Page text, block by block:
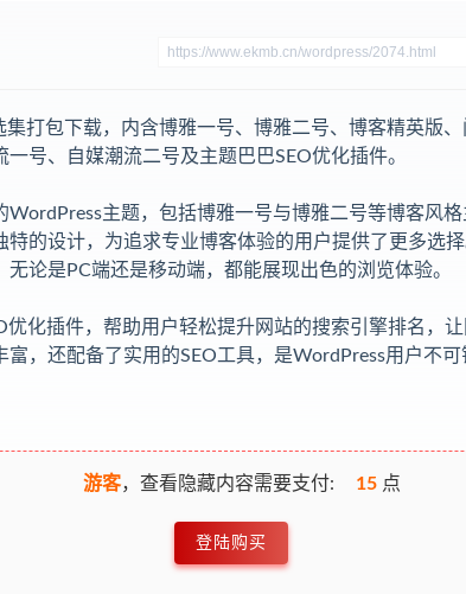
打包下载，内含博雅一号、博雅二号、博客精英版
号、自媒潮流二号及主题巴巴SEO优化插件。
WordPress主题，包括博雅一号与博雅二号等博客风
特的设计，为追求专业博客体验的用户提供了更多选
论是PC端还是移动端，都能展现出色的浏览体验。
优化插件，帮助用户轻松提升网站的搜索引擎排名，
，还配备了实用的SEO工具，是WordPress用户不可
游客，查看隐藏内容需要支付: 15 点
登陆购买